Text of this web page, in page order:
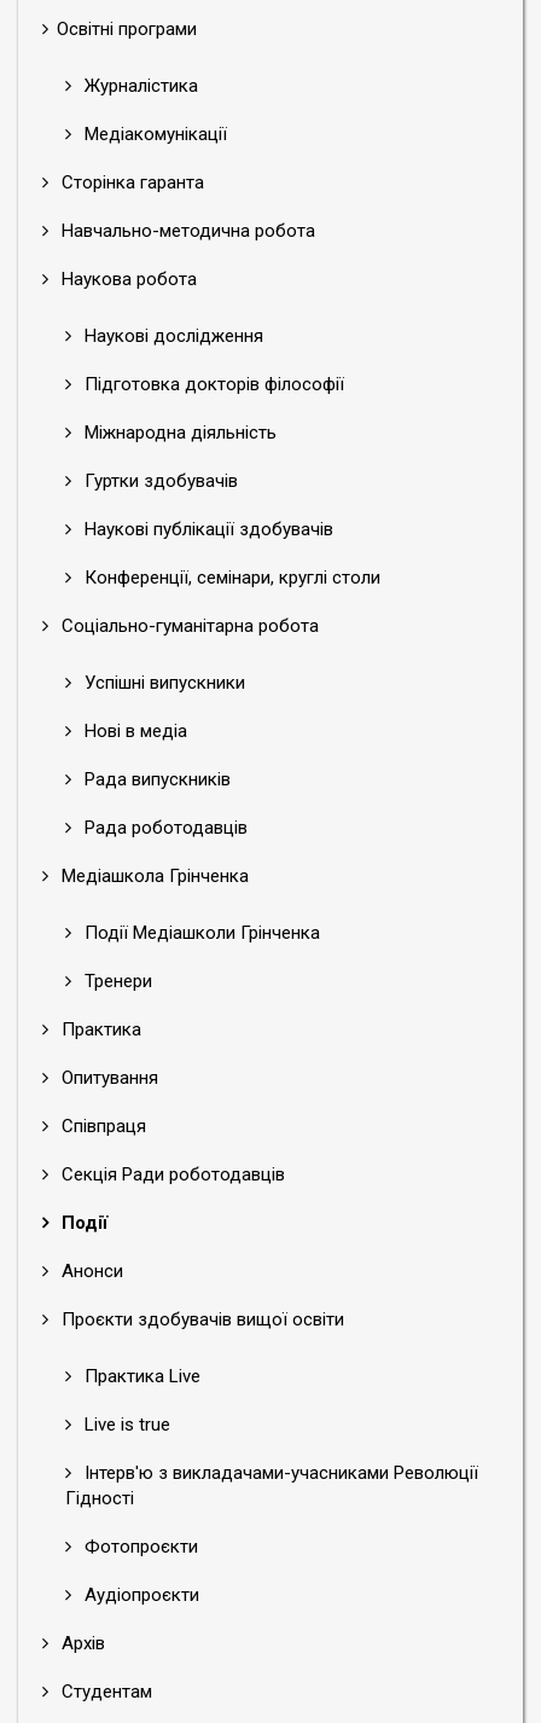
Освітні програми
Журналістика
Медіакомунікації
Сторінка гаранта
Навчально-методична робота
Наукова робота
Наукові дослідження
Підготовка докторів філософії
Міжнародна діяльність
Гуртки здобувачів
Наукові публікації здобувачів
Конференції, семінари, круглі столи
Соціально-гуманітарна робота
Успішні випускники
Нові в медіа
Рада випускників
Рада роботодавців
Медіашкола Грінченка
Події Медіашколи Грінченка
Тренери
Практика
Опитування
Співпраця
Секція Ради роботодавців
Події
Анонси
Проєкти здобувачів вищої освіти
Практика Live
Live is true
Інтерв'ю з викладачами-учасниками Революції
Гідності
Фотопроєкти
Аудіопроєкти
Архів
Студентам